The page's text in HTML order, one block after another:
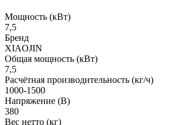
Мощность (кВт)
7,5
Бренд
XIAOJIN
Общая мощность (кВт)
7,5
Расчётная производительность (кг/ч)
1000-1500
Напряжение (В)
380
Вес нетто (кг)